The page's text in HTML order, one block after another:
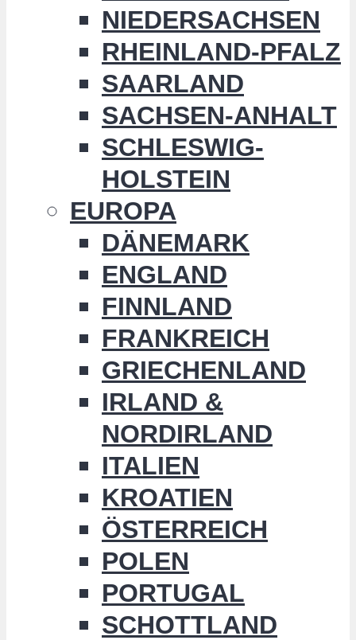
NIEDERSACHSEN
RHEINLAND-PFALZ
SAARLAND
SACHSEN-ANHALT
SCHLESWIG-
HOLSTEIN
EUROPA
DÄNEMARK
ENGLAND
FINNLAND
FRANKREICH
GRIECHENLAND
IRLAND &
NORDIRLAND
ITALIEN
KROATIEN
ÖSTERREICH
POLEN
PORTUGAL
SCHOTTLAND